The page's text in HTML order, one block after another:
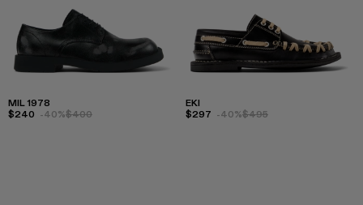
MIL 1978
$240 -40%$400
EKI
$297 -40%$495